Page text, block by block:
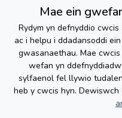
Mae ein
Rydym yn defnyddio
ac i helpu i ddadansoddi
gwasanaethau. Mae
wefan yn
sylfaenol fel llywio
heb y cwcis hyn. Dewiswch